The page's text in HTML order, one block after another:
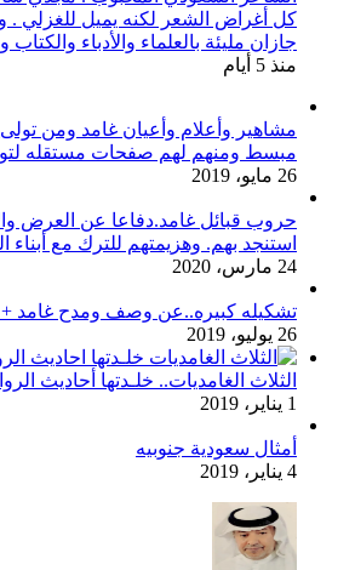
كل أغراض الشعر لكنه يميل للغزلي .
جازان مليئة بالعلماء والأدباء
منذ 5 أيام
مشاهير وأعلام وأعيان غامد ومن
مبسط ومنهم لهم صفحات مستقله
26 مايو، 2019
حروب قبائل غامد.دفاعا عن العرض
استنجد بهم. وهزيمتهم للترك مع أبناء
24 مارس، 2020
تشكيله كبيره..عن وصف ومدح غامد +
26 يوليو، 2019
الثلاث الغامديات.. خلـدتها أحاديث
1 يناير، 2019
أمثال سعودية جنوبيه
4 يناير، 2019